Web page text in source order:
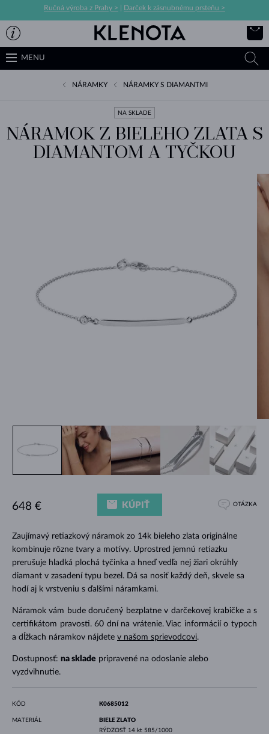
Ručná výroba z Prahy > Darček k zásnubnému prsteňu >
MENU
NÁRAMKY NÁRAMKY S DIAMANTMI
NA SKLADE
NÁRAMOK Z BIELEHO ZLATA S
DIAMANTOM A TYČKOU
Zaujímavý retiazkový náramok zo 14k bieleho zlata originálne
kombinuje rôzne tvary a motívy. Uprostred jemnú retiazku
prerušuje hladká plochá tyčinka a hneď vedľa nej žiari okrúhly
diamant v zasadení typu bezel. Dá sa nosiť každý deň, skvele sa
hodí aj k vrstveniu s ďalšími náramkami.
Náramok vám bude doručený bezplatne v darčekovej krabičke a s
certifikátom pravosti. 60 dní na vrátenie. Viac informácií o typoch
a dĺžkach náramkov nájdete v našom sprievodcovi.
Dostupnosť: na sklade pripravené na odoslanie alebo
vyzdvihnutie.
648 € KÚPIŤ OTÁZKA
KÓD K0685012
MATERIÁL
BIELE ZLATO
RÝDZOSŤ 14 kt 585/1000